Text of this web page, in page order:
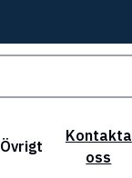
Övrigt
Kontakta
oss